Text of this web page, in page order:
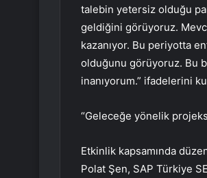
talebin yetersiz olduğu
geldiğini görüyoruz.
kazanıyor. Bu periyotta
olduğunu görüyoruz. Bu
inanıyorum.” ifadelerini
“Geleceğe yönelik
Etkinlik kapsamında
Polat Şen, SAP Türkiye